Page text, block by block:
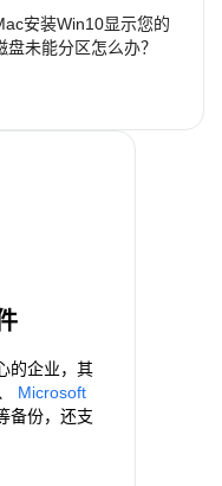
安装Win10显示您的
盘未能分区怎么办？
的企业，其
Microsoft
备份，还支